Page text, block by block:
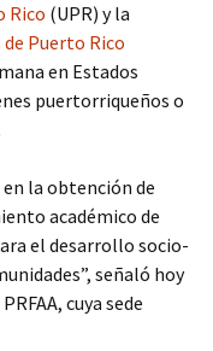
Rico (UPR) y la
Puerto Rico
en Estados
puertorriqueños o
la obtención de
académico de
el desarrollo socio-
señaló hoy
cuya sede